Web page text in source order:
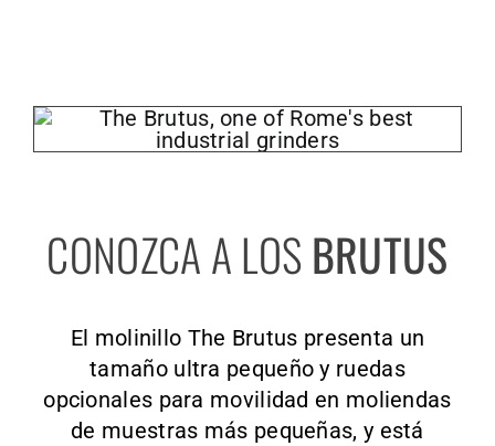
CONOZCA A LOSBRUTUS
El molinillo The Brutus presenta un
tamaño ultra pequeño y ruedas
opcionales para movilidad en moliendas
de muestras más pequeñas, y está